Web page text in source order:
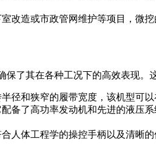
改造或市政管网维护等项目，微
了其在各种工况下的高效表现。
径和狭窄的履带宽度，该机型可
备了高功率发动机和先进的液压
人体工程学的操控手柄以及清晰